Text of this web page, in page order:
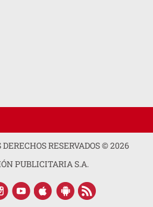
RESERVADOS ©2026
PUBLICITARIA S.A.